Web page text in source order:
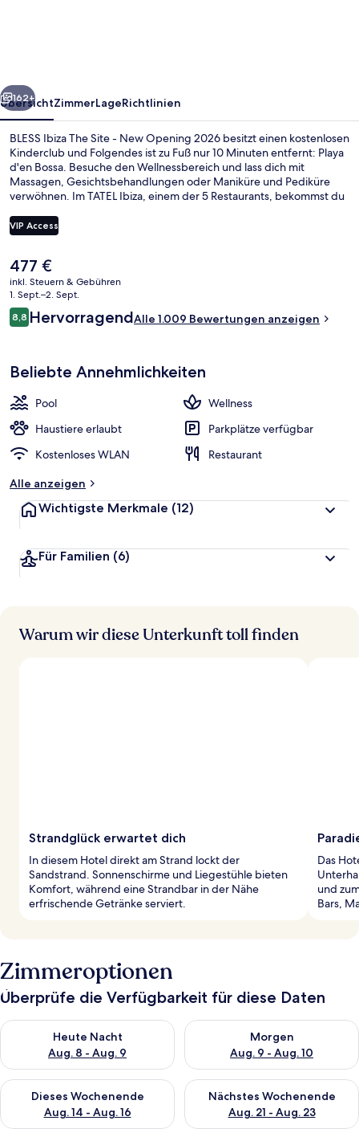
Opening
2026
Weiter
162+
ÜbersichtZimmerLageRichtlinien
BLESS Ibiza The Site - New Opening 2026 besitzt einen kostenlosen
Kinderclub und Folgendes ist zu Fuß nur 10 Minuten entfernt: Playa
d'en Bossa. Besuche den Wellnessbereich und lass dich mit
Massagen, Gesichtsbehandlungen oder Maniküre und Pediküre
verwöhnen. Im TATEL Ibiza, einem der 5 Restaurants, bekommst du
luxuriösen Stil 3 Außenpools, eine Strandbar und ein Fitnesscenter.
Andere Reisende mögen das hilfsbereite Personal und den
VIP Access
Der
aktuelle
Preis
beträgt
477 €.
477 €
inkl. Steuern & Gebühren
1. Sept.–2. Sept.
Bewertungen
8,88,8 von 10.
HervorragendAlle 1.009 Bewertungen anzeigen
Beliebte Annehmlichkeiten
Pool
Wellness
Haustiere erlaubt
Parkplätze verfügbar
Kostenloses WLAN
Restaurant
Alle anzeigen
Wichtigste Merkmale (12)
Für Familien (6)
Warum wir diese Unterkunft toll finden
Strandglück erwartet dich
In diesem Hotel direkt am Strand lockt der
Sandstrand. Sonnenschirme und Liegestühle bieten
Komfort, während eine Strandbar in der Nähe
erfrischende Getränke serviert.
Das
und
Bars,
Zimmeroptionen
Überprüfe die Verfügbarkeit für diese Daten
Heute Nacht
Aug. 8 - Aug. 9
Überprüfe die Verfügbarkeit für heute Nacht, Aug. 8 - Aug. 9.
Morgen
Aug. 9 - Aug. 10
Überprüfe die Verfügbarkeit
Dieses Wochenende
Aug. 14 - Aug. 16
Überprüfe die Verfügbarkeit für dieses Wochenende, Aug. 14
Nächstes Wochenende
Aug. 21 - Aug. 23
Überprüfe die Verfügbarkeit